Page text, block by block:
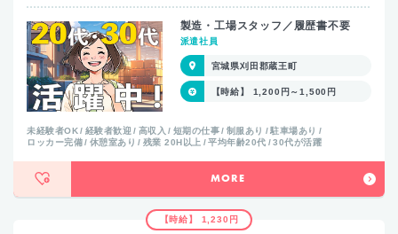
製造・工場スタッフ／履歴書不要
派遣社員
宮城県刈田郡蔵王町
【時給】 1,200円～1,500円
未経験者OK 経験者歓迎 高収入 短期の仕事 制服あり
駐車場あり
ロッカー完備
休憩室あり 残業 20H以上 平均年齢20代 30代が活躍
MORE
【時給】 1,230円